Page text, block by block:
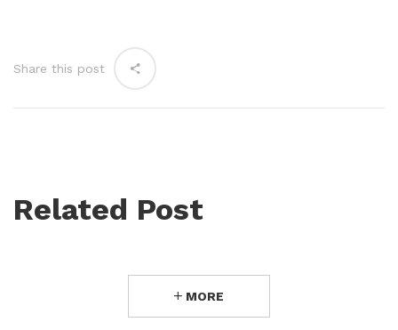
Share this post
Related Post
MORE